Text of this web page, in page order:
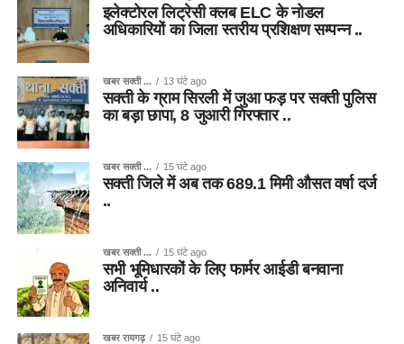
इलेक्टोरल लिट्रेसी क्लब ELC के नोडल
अधिकारियों का जिला स्तरीय प्रशिक्षण सम्पन्न ..
खबर सक्ती ... 13 घंटे ago
सक्ती के ग्राम सिरली में जुआ फड़ पर सक्ती पुलिस
का बड़ा छापा, 8 जुआरी गिरफ्तार ..
खबर सक्ती ... 15 घंटे ago
सक्ती जिले में अब तक 689.1 मिमी औसत वर्षा दर्ज
..
खबर सक्ती ... 15 घंटे ago
सभी भूमिधारकों के लिए फार्मर आईडी बनवाना
अनिवार्य ..
खबर रायगढ़ 15 घंटे ago